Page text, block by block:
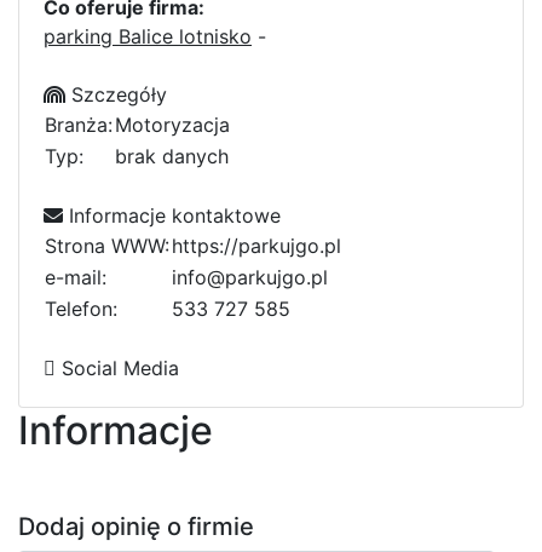
Co oferuje firma:
parking Balice lotnisko -
Szczegóły
Branża:Motoryzacja
Typ:
brak danych
Informacje kontaktowe
Strona WWW:https://parkujgo.pl
e-mail:
info@parkujgo.pl
Telefon:
c
a
533 727 2
585
Social Media
Informacje
Dodaj opinię o firmie